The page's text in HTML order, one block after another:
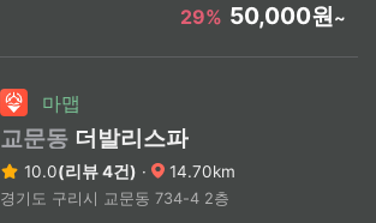
29% 50,000원~
마맵
교문동 더발리스파
10.0(리뷰 4건) · 14.70km
경기도 구리시 교문동 734-4 2층